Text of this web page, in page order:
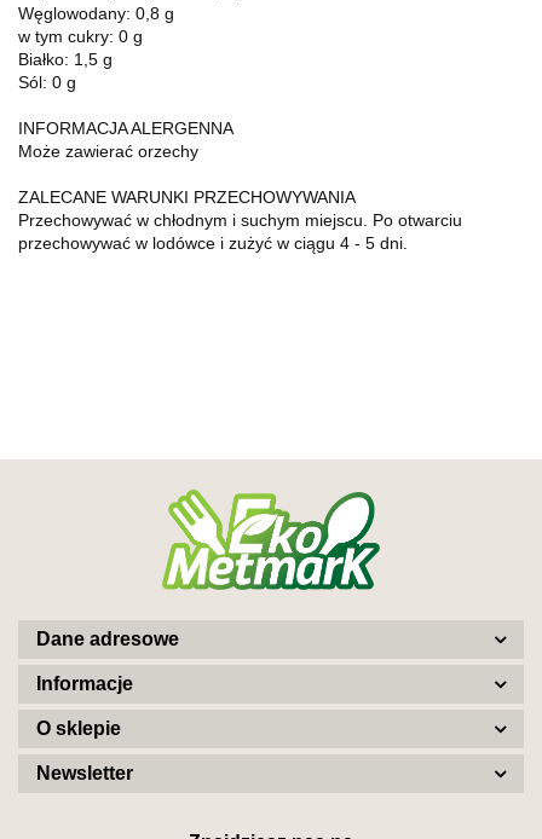
Węglowodany: 0,8 g
w tym cukry: 0 g
Białko: 1,5 g
Sól: 0 g
INFORMACJA ALERGENNA
Może zawierać orzechy
ZALECANE WARUNKI PRZECHOWYWANIA
Przechowywać w chłodnym i suchym miejscu. Po otwarciu
przechowywać w lodówce i zużyć w ciągu 4 - 5 dni.
Dane adresowe
Informacje
O sklepie
Newsletter